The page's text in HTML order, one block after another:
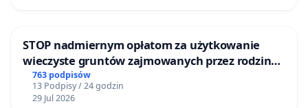
STOP nadmiernym opłatom za użytkowanie
wieczyste gruntów zajmowanych przez rodzinne
ogrody działkowe.
763 podpisów
13 Podpisy / 24 godzin
29 Jul 2026